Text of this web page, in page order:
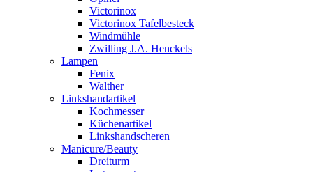
Victorinox
Victorinox Tafelbesteck
Windmühle
Zwilling J.A. Henckels
Lampen
Fenix
Walther
Linkshandartikel
Kochmesser
Küchenartikel
Linkshandscheren
Manicure/Beauty
Dreiturm